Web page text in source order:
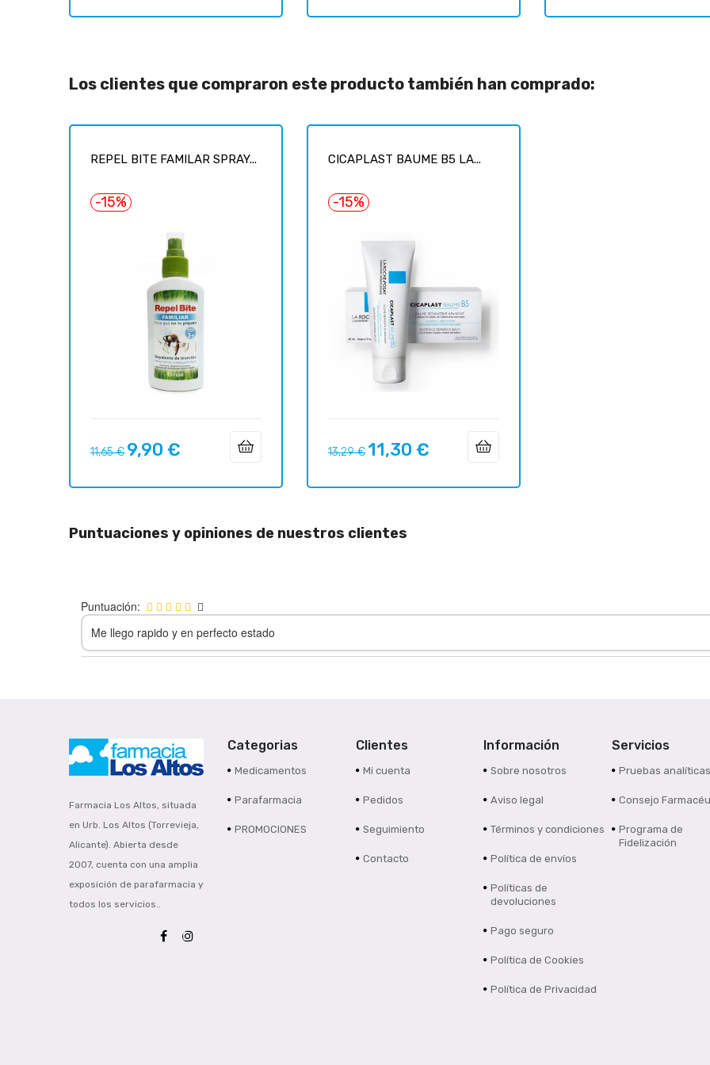
Los clientes que compraron este producto también han comprado:
REPEL BITE FAMILAR SPRAY...
-15%
Precio
11,65 € Precio
9,90 €
CICAPLAST BAUME B5 LA...
-15%
Precio
13,29 € Precio
11,30 €
Puntuaciones y opiniones de nuestros clientes
Puntuación:
Me llego rapido y en perfecto estado
Farmacia Los Altos, situada
en Urb. Los Altos (Torrevieja,
Alicante). Abierta desde
2007, cuenta con una amplia
exposición de parafarmacia y
todos los servicios..
Categorias
Medicamentos
Parafarmacia
PROMOCIONES
Clientes
Mi cuenta
Pedidos
Seguimiento
Contacto
Información
Sobre nosotros
Aviso legal
Términos y condiciones
Política de envíos
Políticas de
devoluciones
Pago seguro
Política de Cookies
Política de Privacidad
Servicios
Pruebas
Consejo
Programa de
Fidelización